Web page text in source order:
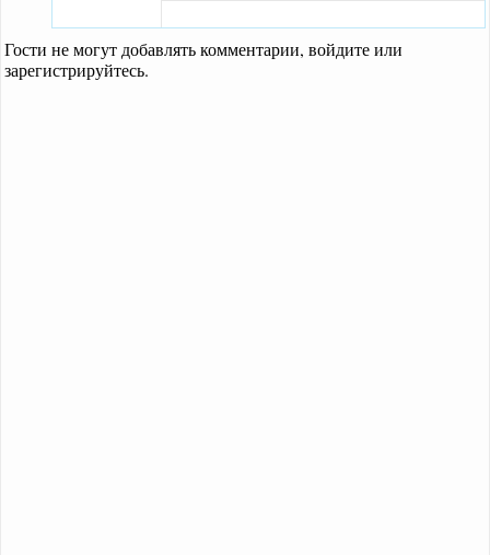
Гости не могут добавлять комментарии, войдите или
зарегистрируйтесь.